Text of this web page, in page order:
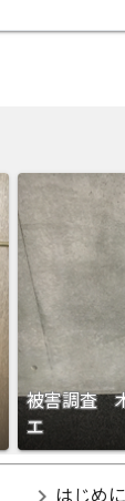
被害調査
エ
はじめ